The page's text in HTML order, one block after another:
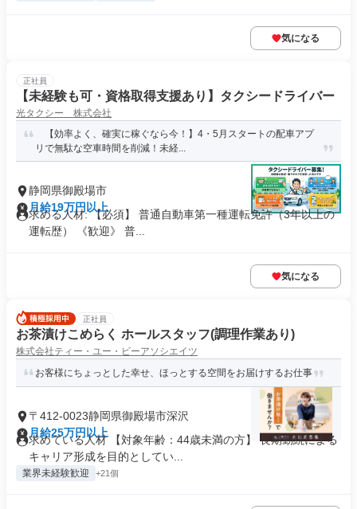
気になる
正社員
【未経験も可・資格取得支援あり】タクシードライバー
光タクシー 株式会社
【効率よく、確実に稼ぐなら今！】4・5月スタートの配車アプ
リで無駄な空車時間を削減！未経...
静岡県御殿場市
月給19万円以上
求める人材: 【必須】 普通自動車第一種運転免許（3年以上の
運転歴） 《歓迎》 普...
気になる
正社員
お茶漬けこめらく ホールスタッフ(調理作業あり)
株式会社ティー・ユー・ビーアソシエイツ
お客様にちょっとした幸せ、ほっとする空間をお届けするお仕事
〒412-0023静岡県御殿場市深沢
月給25万円以上
求めている人材 【対象年齢：44歳未満の方】 長期勤続による
キャリア形成を目的としてい...
業界未経験歓迎 +21個